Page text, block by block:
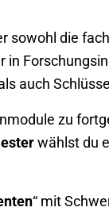
sowohl die
in
auch
zu
wählst du
“ mit